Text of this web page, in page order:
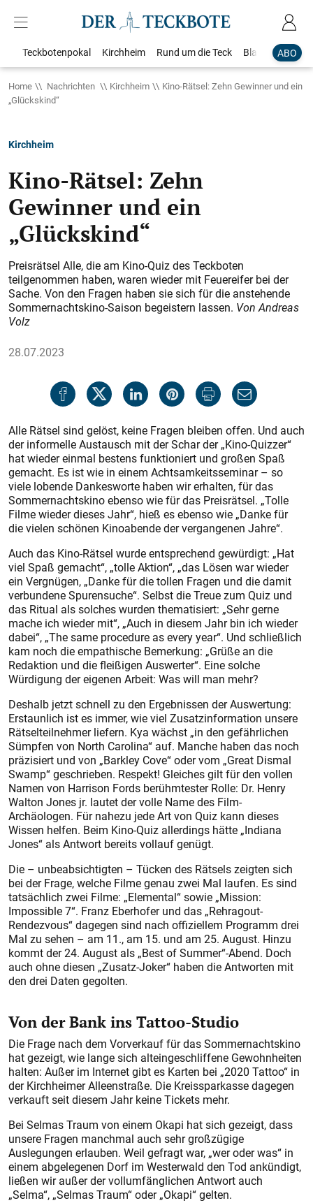
ABO
Teckbotenpokal Kirchheim Rund um die Teck Blaulicht
Home Nachrichten Kirchheim
Kino-Rätsel: Zehn Gewinner und ein
„Glückskind“
Kirchheim
Kino-Rätsel: Zehn
Gewinner und ein
„Glückskind“
Preisrätsel Alle, die am Kino-Quiz des Teckboten
teilgenommen haben, waren wieder mit Feuereifer bei der
Sache. Von den Fragen haben sie sich für die anstehende
Sommernachtskino-Saison begeistern lassen. Von Andreas
Volz
28.07.2023
Alle Rätsel sind gelöst, keine Fragen bleiben offen. Und auch
der informelle Austausch mit der Schar der „Kino-Quizzer“
hat wieder einmal bestens funktioniert und großen Spaß
gemacht. Es ist wie in einem Achtsamkeitsseminar – so
viele lobende Dankesworte haben wir erhalten, für das
Sommernachtskino ebenso wie für das Preisrätsel. „Tolle
Filme wieder dieses Jahr“, hieß es ebenso wie „Danke für
die vielen schönen Kinoabende der vergangenen Jahre“.
Auch das Kino-Rätsel wurde entsprechend gewürdigt: „Hat
viel Spaß gemacht“, „tolle Aktion“, „das Lösen war wieder
ein Vergnügen, „Danke für die tollen Fragen und die damit
verbundene Spurensuche“. Selbst die Treue zum Quiz und
das Ritual als solches wurden thematisiert: „Sehr gerne
mache ich wieder mit“, „Auch in diesem Jahr bin ich wieder
dabei“, „The same procedure as every year“. Und schließlich
kam noch die empathische Bemerkung: „Grüße an die
Redaktion und die fleißigen Auswerter“. Eine solche
Würdigung der eigenen Arbeit: Was will man mehr?
Deshalb jetzt schnell zu den Ergebnissen der Auswertung:
Erstaunlich ist es immer, wie viel Zusatzinformation unsere
Rätselteilnehmer liefern. Kya wächst „in den gefährlichen
Sümpfen von North Carolina“ auf. Manche haben das noch
präzisiert und von „Barkley Cove“ oder vom „Great Dismal
Swamp“ geschrieben. Respekt! Gleiches gilt für den vollen
Namen von Harrison Fords berühmtester Rolle: Dr. Henry
Walton Jones jr. lautet der volle Name des Film-
Archäologen. Für nahezu jede Art von Quiz kann dieses
Wissen helfen. Beim Kino-Quiz allerdings hätte „Indiana
Jones“ als Antwort bereits vollauf genügt.
Die – unbeabsichtigten – Tücken des Rätsels zeigten sich
bei der Frage, welche Filme genau zwei Mal laufen. Es sind
tatsächlich zwei Filme: „Elemental“ sowie „Mission:
Impossible 7“. Franz Eberhofer und das „Rehragout-
Rendezvous“ dagegen sind nach offiziellem Programm drei
Mal zu sehen – am 11., am 15. und am 25. August. Hinzu
kommt der 24. August als „Best of Summer“-Abend. Doch
auch ohne diesen „Zusatz-Joker“ haben die Antworten mit
den drei Daten gegolten.
Von der Bank ins Tattoo-Studio
Die Frage nach dem Vorverkauf für das Sommernachtskino
hat gezeigt, wie lange sich alteingeschliffene Gewohnheiten
halten: Außer im Internet gibt es Karten bei „2020 Tattoo“ in
der Kirchheimer Alleenstraße. Die Kreissparkasse dagegen
verkauft seit diesem Jahr keine Tickets mehr.
Bei Selmas Traum von einem Okapi hat sich gezeigt, dass
unsere Fragen manchmal auch sehr großzügige
Auslegungen erlauben. Weil gefragt war, „wer oder was“ in
einem abgelegenen Dorf im Westerwald den Tod ankündigt,
ließen wir außer der vollumfänglichen Antwort auch
„Selma“, „Selmas Traum“ oder „Okapi“ gelten.